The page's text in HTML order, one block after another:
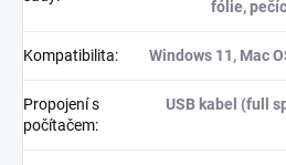
fólie,
Kompatibilita: Windows 11, Mac
Propojení s
počítačem:
USB kabel (full